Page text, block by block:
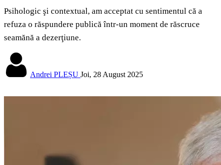
Psihologic şi contextual, am acceptat cu sentimentul că a
refuza o răspundere publică într-un moment de răscruce
seamănă a dezerţiune.
Andrei PLEȘU Joi, 28 August 2025